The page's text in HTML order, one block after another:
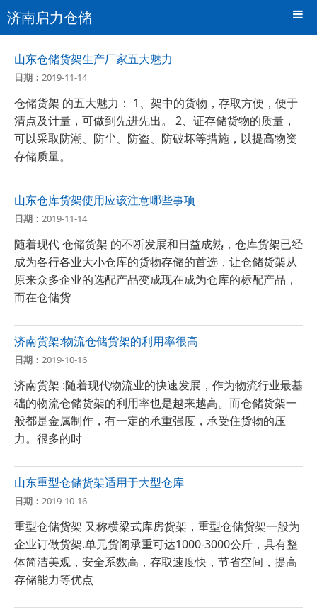
济南启力仓储
山东仓储货架生产厂家五大魅力
日期： 2019-11-14
仓储货架 的五大魅力： 1、架中的货物，存取方便，便于
清点及计量，可做到先进先出。 2、证存储货物的质量，
可以采取防潮、防尘、防盗、防破坏等措施，以提高物资
存储质量。
山东仓库货架使用应该注意哪些事项
日期： 2019-11-14
随着现代 仓储货架 的不断发展和日益成熟，仓库货架已经
成为各行各业大小仓库的货物存储的首选，让仓储货架从
原来众多企业的选配产品变成现在成为仓库的标配产品，
而在仓储货
济南货架:物流仓储货架的利用率很高
日期： 2019-10-16
济南货架 :随着现代物流业的快速发展，作为物流行业最基
础的物流仓储货架的利用率也是越来越高。而仓储货架一
般都是金属制作，有一定的承重强度，承受住货物的压
力。很多的时
山东重型仓储货架适用于大型仓库
日期： 2019-10-16
重型仓储货架 又称横梁式库房货架，重型仓储货架一般为
企业订做货架.单元货阁承重可达1000-3000公斤，具有整
体简洁美观，安全系数高，存取速度快，节省空间，提高
存储能力等优点